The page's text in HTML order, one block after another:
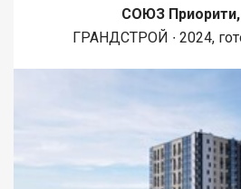
СОЮЗ
ГРАНДСТРОЙ ∙ 2024,